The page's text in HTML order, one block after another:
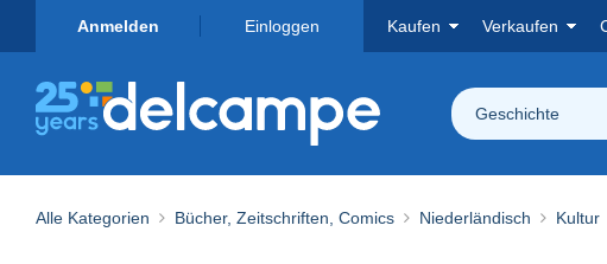
Anmelden Einloggen Kaufen Verkaufen
Geschichte
Alle Kategorien Bücher, Zeitschriften, Comics Niederländisch Kultur